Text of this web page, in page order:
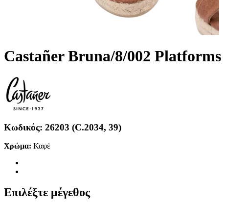
Castañer Bruna/8/002 Platforms
Κωδικός: 26203 (C.2034, 39)
Χρώμα: Καφέ
Επιλέξτε μέγεθος